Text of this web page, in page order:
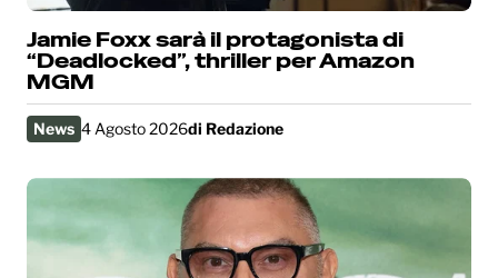
Jamie Foxx sarà il protagonista di
“Deadlocked”, thriller per Amazon
MGM
News 4 Agosto 2026di Redazione